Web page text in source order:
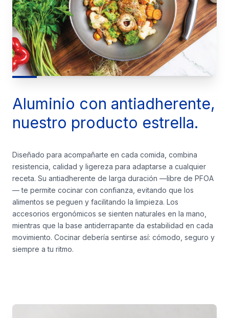
Aluminio con antiadherente,
nuestro producto estrella.
Diseñado para acompañarte en cada comida, combina
resistencia, calidad y ligereza para adaptarse a cualquier
receta. Su antiadherente de larga duración —libre de PFOA
— te permite cocinar con confianza, evitando que los
alimentos se peguen y facilitando la limpieza. Los
accesorios ergonómicos se sienten naturales en la mano,
mientras que la base antiderrapante da estabilidad en cada
movimiento. Cocinar debería sentirse así: cómodo, seguro y
siempre a tu ritmo.